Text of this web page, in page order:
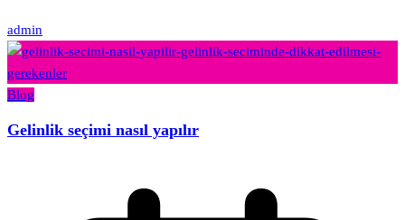
admin
Blog
Gelinlik seçimi nasıl yapılır